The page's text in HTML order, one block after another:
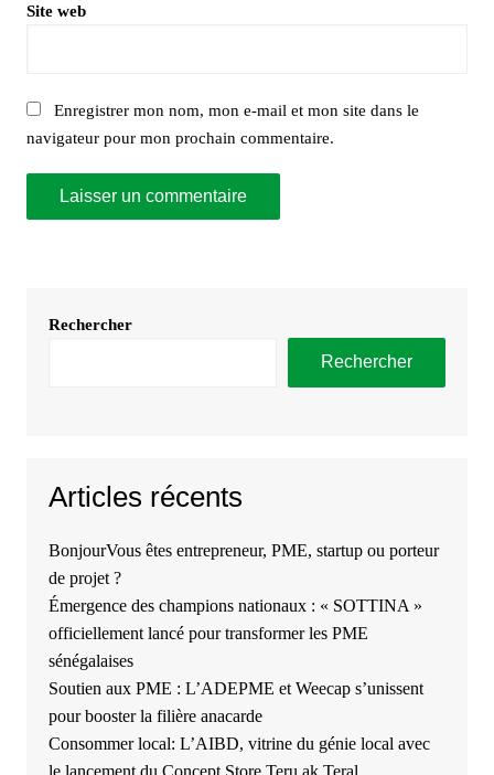
Site web
Enregistrer mon nom, mon e-mail et mon site dans le
navigateur pour mon prochain commentaire.
Rechercher
Rechercher
Articles récents
BonjourVous êtes entrepreneur, PME, startup ou porteur
de projet ?
Émergence des champions nationaux : « SOTTINA »
officiellement lancé pour transformer les PME
sénégalaises
Soutien aux PME : L’ADEPME et Weecap s’unissent
pour booster la filière anacarde
Consommer local: L’AIBD, vitrine du génie local avec
le lancement du Concept Store Teru ak Teral